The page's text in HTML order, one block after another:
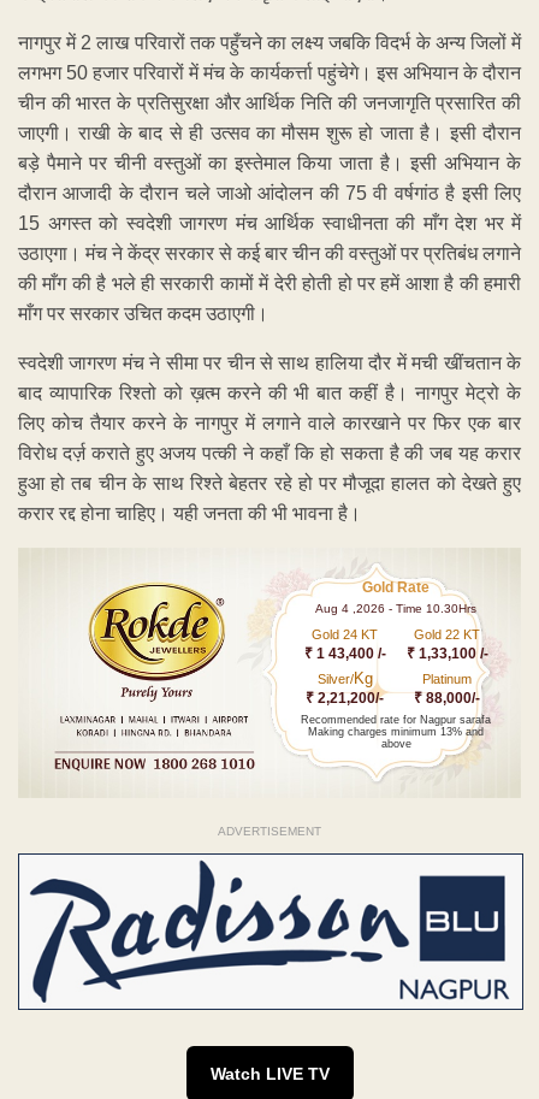
नागपुर में 2 लाख परिवारों तक पहुँचने का लक्ष्य जबकि विदर्भ के अन्य जिलों में
लगभग 50 हजार परिवारों में मंच के कार्यकर्त्ता पहुंचेगे। इस अभियान के दौरान
चीन की भारत के प्रतिसुरक्षा और आर्थिक निति की जनजागृति प्रसारित की
जाएगी। राखी के बाद से ही उत्सव का मौसम शुरू हो जाता है। इसी दौरान
बड़े पैमाने पर चीनी वस्तुओं का इस्तेमाल किया जाता है। इसी अभियान के
दौरान आजादी के दौरान चले जाओ आंदोलन की 75 वी वर्षगांठ है इसी लिए
15 अगस्त को स्वदेशी जागरण मंच आर्थिक स्वाधीनता की माँग देश भर में
उठाएगा। मंच ने केंद्र सरकार से कई बार चीन की वस्तुओं पर प्रतिबंध लगाने
की माँग की है भले ही सरकारी कामों में देरी होती हो पर हमें आशा है की हमारी
माँग पर सरकार उचित कदम उठाएगी।
स्वदेशी जागरण मंच ने सीमा पर चीन से साथ हालिया दौर में मची खींचतान के
बाद व्यापारिक रिश्तो को ख़त्म करने की भी बात कहीं है। नागपुर मेट्रो के
लिए कोच तैयार करने के नागपुर में लगाने वाले कारखाने पर फिर एक बार
विरोध दर्ज़ कराते हुए अजय पत्की ने कहाँ कि हो सकता है की जब यह करार
हुआ हो तब चीन के साथ रिश्ते बेहतर रहे हो पर मौजूदा हालत को देखते हुए
करार रद्द होना चाहिए। यही जनता की भी भावना है।
Gold Rate
Aug 4 ,2026 - Time 10.30Hrs
Gold 24 KT
₹ 1 43,400 /-
Gold 22 KT
₹ 1,33,100 /-
Silver/Kg
₹ 2,21,200/-
Platinum
₹ 88,000/-
Recommended rate for Nagpur sarafa
Making charges minimum 13% and
above
ADVERTISEMENT
Watch LIVE TV